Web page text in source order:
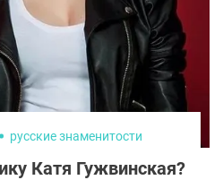
русские знаменитости
Катя Гужвинская?